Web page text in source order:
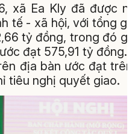
xã Ea Kly đã được
tế - xã hội, với tổng
tỷ đồng, trong đó
đạt 575,91 tỷ đồng.
địa bàn ước đạt
tiêu nghị quyết giao.